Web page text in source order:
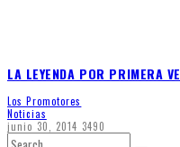
LA LEYENDA POR PRIMERA
Los Promotores
Noticias
junio 30, 2014 3490